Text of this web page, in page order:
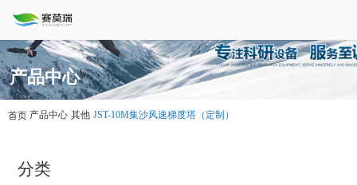
产品中心
首页 产品中心 其他 JST-10M集沙风速梯度塔（定制）
分类